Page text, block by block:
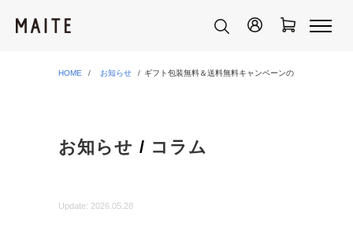
HOME お知らせ ギフト包装無料＆送料無料キャンペーンのお知らせ
お知らせ / コラム
Update: 2026.05.28